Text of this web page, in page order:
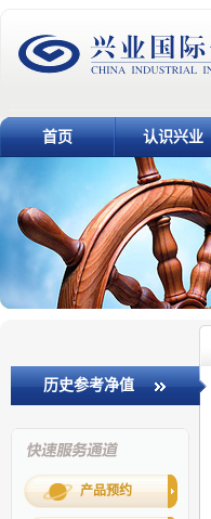
首页 认识兴业
历史参考净值
产品预约